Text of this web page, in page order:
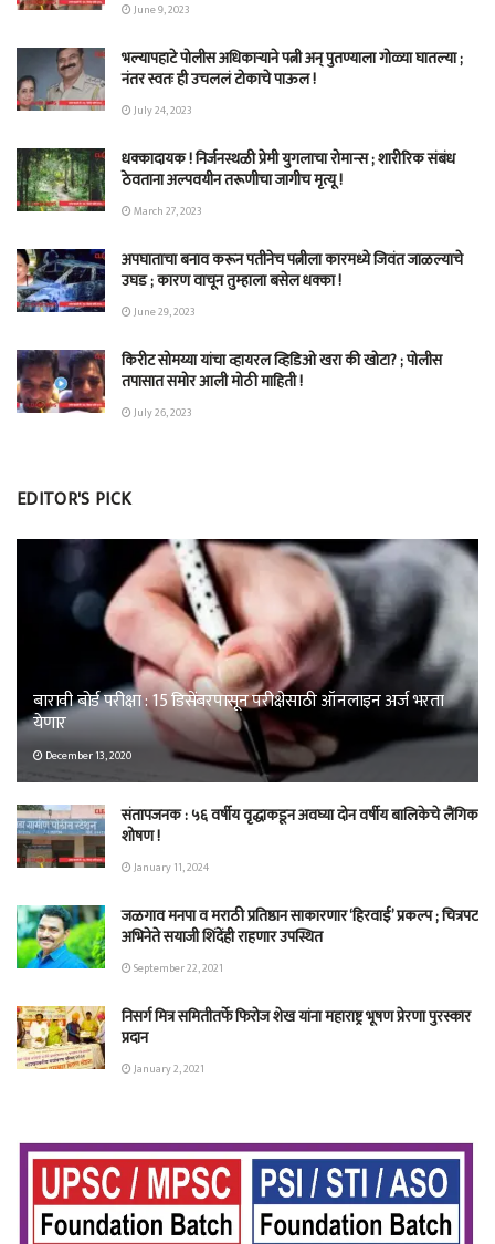
June 9, 2023
भल्यापहाटे पोलीस अधिकाऱ्याने पत्नी अन् पुतण्याला गोळ्या घातल्या ;
नंतर स्वतः ही उचललं टोकाचे पाऊल !
July 24, 2023
धक्कादायक ! निर्जनस्थळी प्रेमी युगलाचा रोमान्स ; शारीरिक संबंध
ठेवताना अल्पवयीन तरूणीचा जागीच मृत्यू !
March 27, 2023
अपघाताचा बनाव करून पतीनेच‎ पत्नीला कारमध्ये जिवंत जाळल्याचे
उघड ; कारण वाचून तुम्हाला बसेल धक्का !
June 29, 2023
किरीट सोमय्या यांचा व्हायरल व्हिडिओ खरा की खोटा? ; पोलीस
तपासात समोर आली मोठी माहिती !
July 26, 2023
EDITOR'S PICK
बारावी बोर्ड परीक्षा : 15 डिसेंबरपासून परीक्षेसाठी ऑनलाइन अर्ज भरता
येणार
December 13, 2020
संतापजनक : ५६ वर्षीय वृद्धाकडून अवघ्या दोन वर्षीय बालिकेचे लैंगिक
शोषण !
January 11, 2024
जळगाव मनपा व मराठी प्रतिष्ठान साकारणार ‘हिरवाई’ प्रकल्प ; चित्रपट
अभिनेते सयाजी शिंदेंही राहणार उपस्थित
September 22, 2021
निसर्ग मित्र समितीतर्फे फिरोज शेख यांना महाराष्ट्र भूषण प्रेरणा पुरस्कार
प्रदान
January 2, 2021